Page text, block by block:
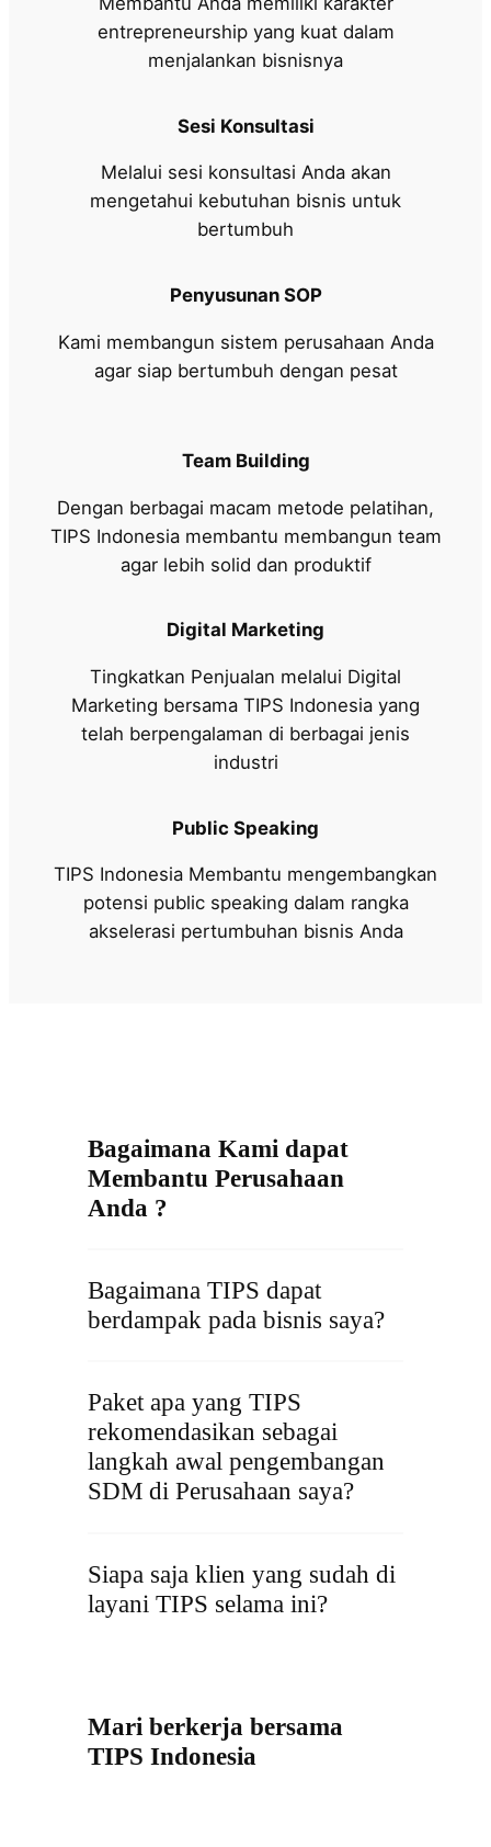
entrepreneurship yang kuat dalam
menjalankan bisnisnya
Sesi Konsultasi
Melalui sesi konsultasi Anda akan
mengetahui kebutuhan bisnis untuk
bertumbuh
Penyusunan SOP
Kami membangun sistem perusahaan Anda
agar siap bertumbuh dengan pesat
Team Building
Dengan berbagai macam metode pelatihan,
TIPS Indonesia membantu membangun team
agar lebih solid dan produktif
Digital Marketing
Tingkatkan Penjualan melalui Digital
Marketing bersama TIPS Indonesia yang
telah berpengalaman di berbagai jenis
industri
Public Speaking
TIPS Indonesia Membantu mengembangkan
potensi public speaking dalam rangka
akselerasi pertumbuhan bisnis Anda
Bagaimana Kami dapat
Membantu Perusahaan
Anda ?
Bagaimana TIPS dapat
berdampak pada bisnis saya?
Paket apa yang TIPS
rekomendasikan sebagai
langkah awal pengembangan
SDM di Perusahaan saya?
Siapa saja klien yang sudah di
layani TIPS selama ini?
Mari berkerja bersama
TIPS Indonesia